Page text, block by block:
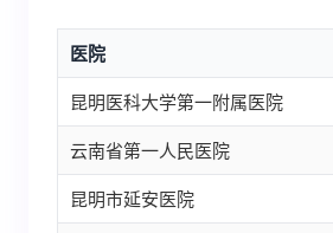
医院
昆明医科大学第一附属医院
云南省第一人民医院
昆明市延安医院